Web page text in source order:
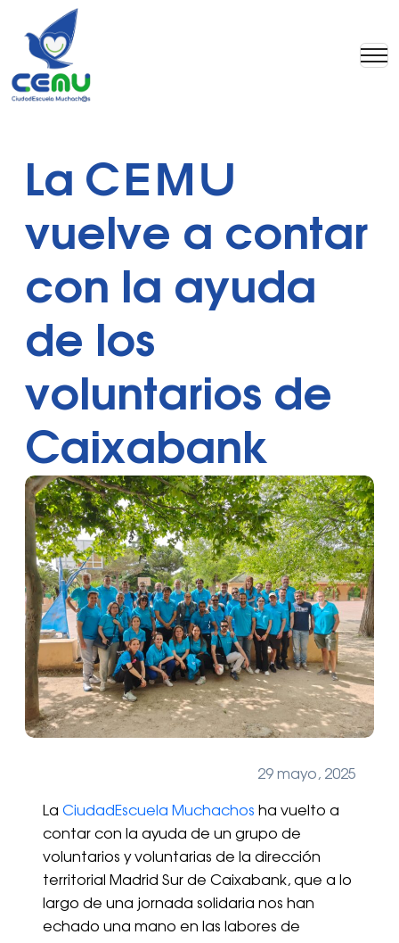
La CEMU
vuelve a contar
con la ayuda
de los
voluntarios de
Caixabank
29 mayo, 2025
La CiudadEscuela Muchachos ha vuelto a
contar con la ayuda de un grupo de
voluntarios y voluntarias de la dirección
territorial Madrid Sur de Caixabank, que a lo
largo de una jornada solidaria nos han
echado una mano en las labores de